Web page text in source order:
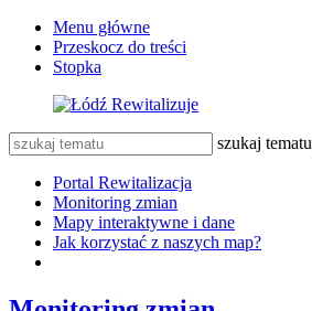
Menu główne
Przeskocz do treści
Stopka
szukaj tematu
Portal Rewitalizacja
Monitoring zmian
Mapy interaktywne i dane
Jak korzystać z naszych map?